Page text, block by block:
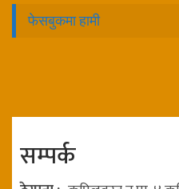
फेसबुकमा हामी
सम्पर्क